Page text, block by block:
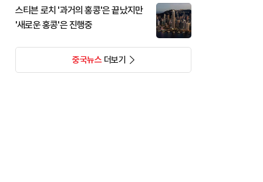
스티븐 로치 '과거의 홍콩'은 끝났지만
'새로운 홍콩'은 진행중
중국뉴스더보기